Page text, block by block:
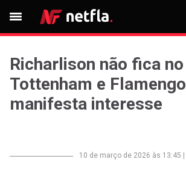
Richarlison não fica no
Tottenham e Flamengo
manifesta interesse
10 de março de 2026 às 13:45